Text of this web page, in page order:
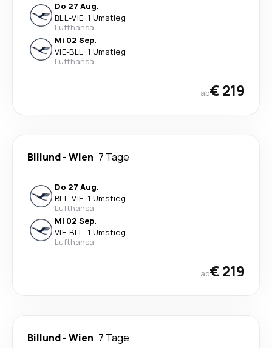
Do 27 Aug.
BLL-VIE· 1 Umstieg
Lufthansa
Mi 02 Sep.
VIE-BLL· 1 Umstieg
Lufthansa
ab€ 219
Billund-Wien 7 Tage
Do 27 Aug.
BLL-VIE· 1 Umstieg
Lufthansa
Mi 02 Sep.
VIE-BLL· 1 Umstieg
Lufthansa
ab€ 219
Billund-Wien 7 Tage